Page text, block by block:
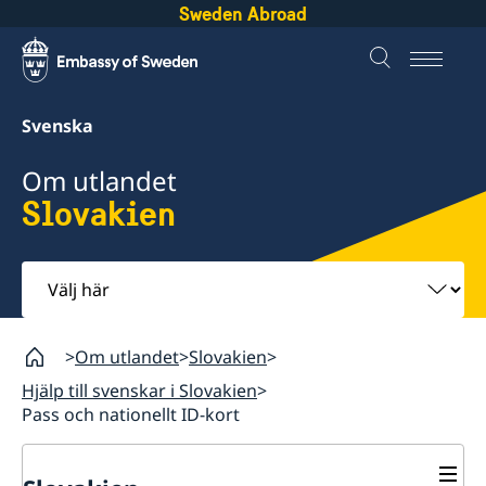
Sweden Abroad
Svenska
Om utlandet
Slovakien
Välj
här
Om utlandet Slovakien
Hjälp till svenskar i Slovakien
Pass och nationellt ID-kort